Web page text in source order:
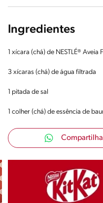
Ingredientes
1 xícara (chá) de NESTLÉ® Aveia
3 xícaras (chá) de água filtrada
1 pitada de sal
1 colher (chá) de essência de